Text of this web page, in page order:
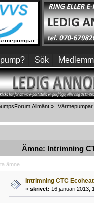
Sök
Allmänt » Värmepumpar
Ämne: Intrimning
ämne.
Intrimning CTC Ecoheat
« skrivet: 16 januari 2013,